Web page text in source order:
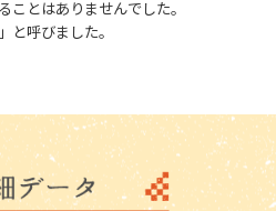
ことはありませんでした。
と呼びました。